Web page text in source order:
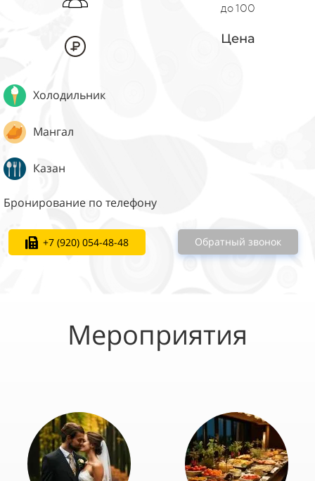
до 100
Цена
Холодильник
Мангал
Казан
Бронирование по телефону
+7 (920) 054-48-48 Обратный звонок
Мероприятия